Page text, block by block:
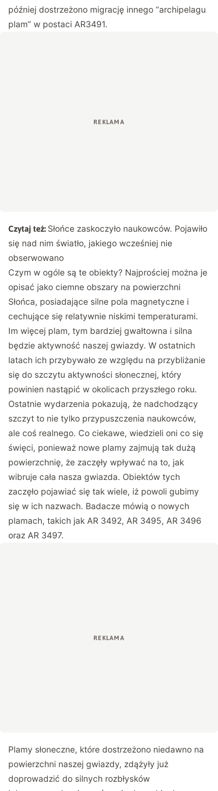
później dostrzeżono migrację innego “archipelagu
plam” w postaci AR3491.
Czytaj też: Słońce zaskoczyło naukowców. Pojawiło
się nad nim światło, jakiego wcześniej nie
obserwowano
Czym w ogóle są te obiekty? Najprościej można je
opisać jako ciemne obszary na powierzchni
Słońca, posiadające silne pola magnetyczne i
cechujące się relatywnie niskimi temperaturami.
Im więcej plam, tym bardziej gwałtowna i silna
będzie aktywność naszej gwiazdy. W ostatnich
latach ich przybywało ze względu na przybliżanie
się do szczytu aktywności słonecznej, który
powinien nastąpić w okolicach przyszłego roku.
Ostatnie wydarzenia pokazują, że nadchodzący
szczyt to nie tylko przypuszczenia naukowców,
ale coś realnego. Co ciekawe, wiedzieli oni co się
święci, ponieważ nowe plamy zajmują tak dużą
powierzchnię, że zaczęły wpływać na to, jak
wibruje cała nasza gwiazda. Obiektów tych
zaczęło pojawiać się tak wiele, iż powoli gubimy
się w ich nazwach. Badacze mówią o nowych
plamach, takich jak AR 3492, AR 3495, AR 3496
oraz AR 3497.
Plamy słoneczne, które dostrzeżono niedawno na
powierzchni naszej gwiazdy, zdążyły już
doprowadzić do silnych rozbłysków